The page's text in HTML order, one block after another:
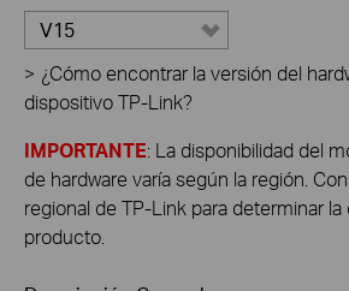
V15
> ¿Cómo encontrar la versión del
dispositivo TP-Link?
IMPORTANTE: La disponibilidad del
de hardware varía según la región.
regional de TP-Link para determinar la
producto.